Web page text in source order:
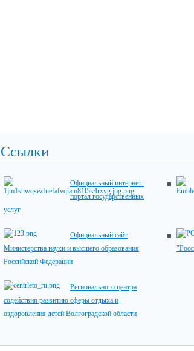
Ссылки
Официальный интернет-
портал государственных
услуг
Официальный сайт
Министерства науки и высшего образования
Российской Федерации
Регионального центра
содействия развитию сферы отдыха и
оздоровления детей Волгоградской области